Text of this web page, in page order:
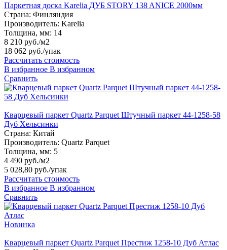
Паркетная доска Karelia ДУБ STORY 138 ANICE 2000мм
Страна: Финляндия
Производитель: Karelia
Толщина, мм: 14
8 210 руб./м2
18 062 руб./упак
Рассчитать стоимость
В избранное В избранном
Сравнить
Кварцевый паркет Quartz Parquet Штучный паркет 44-1258-58
Дуб Хельсинки
Страна: Китай
Производитель: Quartz Parquet
Толщина, мм: 5
4 490 руб./м2
5 028,80 руб./упак
Рассчитать стоимость
В избранное В избранном
Сравнить
Новинка
Кварцевый паркет Quartz Parquet Престиж 1258-10 Дуб Атлас